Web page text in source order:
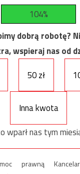
104%
dobrą robotę?
wspieraj nas od
50 zł
Inna kwota
wparł nas tym
prawną